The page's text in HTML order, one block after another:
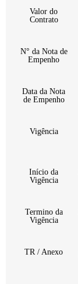
Valor do
Contrato
N° da Nota de
Empenho
Data da Nota
de Empenho
Vigência
Início da
Vigência
Termino da
Vigência
TR / Anexo